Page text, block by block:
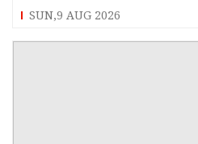
SUN,9 AUG 2026